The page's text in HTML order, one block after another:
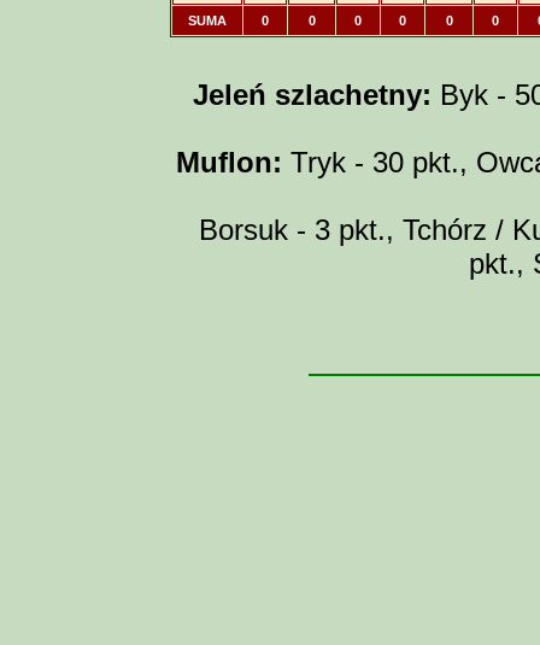
SUMA 0 0 0 0 0 0
Jeleń szlachetny: Byk -
Muflon: Tryk - 30 pkt.,
Borsuk - 3 pkt., Tchórz /
pkt.,